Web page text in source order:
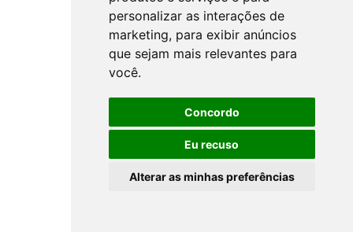
personalizar as interações de
marketing, para exibir anúncios
que sejam mais relevantes para
você.
Concordo
Eu recuso
Alterar as minhas preferências